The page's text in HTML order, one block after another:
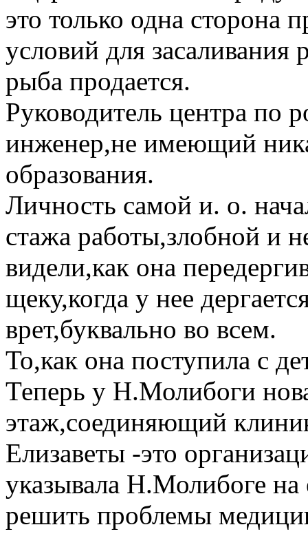
это только одна сторона
условий для
рыба продается.
Руководитель центра по
инженер,не имеющий
образования.
Личность самой и. о.
стажа работы,злобной и
видели,как она
щеку,когда у нее
врет,буквально во всем.
То,как она поступила с
Теперь у Н.Молибоги
этаж,соединяющий
Елизаветы -это
указывала Н.Молибоге на
решить проблемы